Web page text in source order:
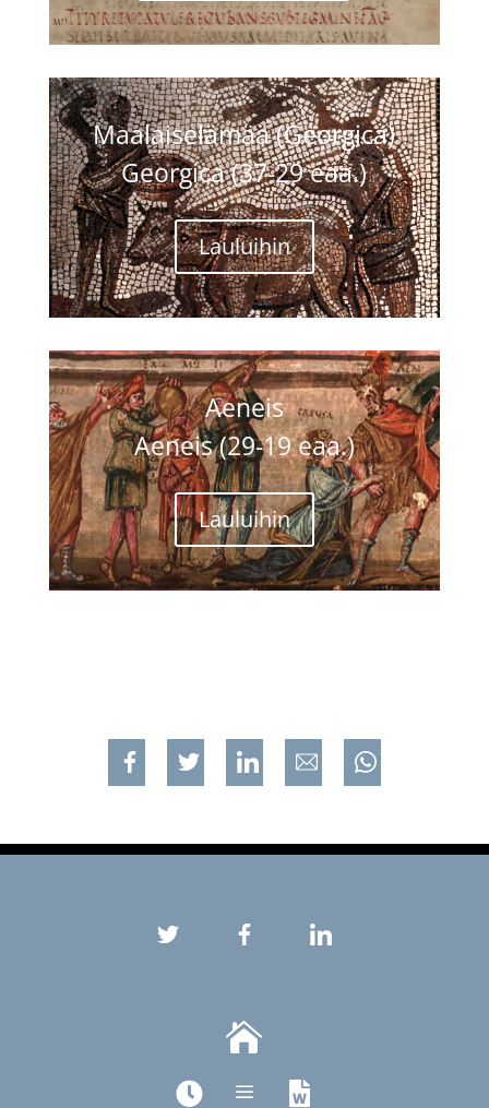
Maalaiselämää (Georgica)
Georgica (37-29 eaa.)
Lauluihin
Aeneis
Aeneis(29-19 eaa.)
Lauluihin
Jaa FacebookissaJaa TwitterissaJaa LinkedinissäJaa sähköpostilla
a


